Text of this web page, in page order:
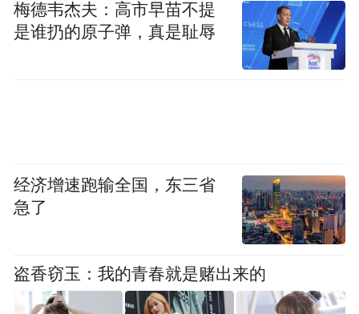
赛菲尔珠宝不仅在技术上有得天独厚的优
“ 中华金银珠宝名牌”、“ 中国珠宝玉石首饰
行业驰名品牌”、“ 中国珠宝首饰行业消费者
最喜爱十佳品牌”、“中国珠宝市场最具竞争
力加盟品牌” 、“2015年度中国珠宝玉石首饰
行业零售业十佳品牌”等诸多荣誉称号。赛菲
梅德韦杰夫：高市早苗不提
是谁扔的原子弹，真是耻辱
经济增速跑输全国，东三省
急了
盗香窃玉：我的青春就是赌出来的